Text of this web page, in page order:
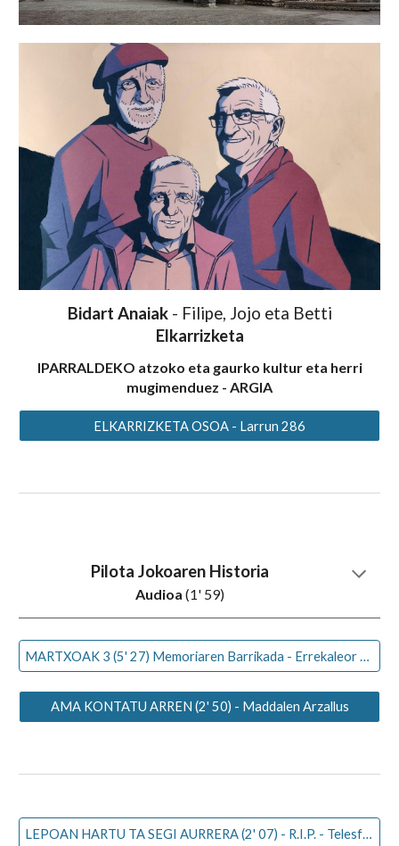
Bidart Anaiak - Filipe, Jojo eta Betti
Elkarrizketa
IPARRALDEKO atzoko eta gaurko kultur eta herri
mugimenduez - ARGIA
ELKARRIZKETA OSOA - Larrun 286
Pilota Jokoaren Historia
Audioa (1' 59)
MARTXOAK 3 (5' 27) Memoriaren Barrikada - Errekaleor Bizirik
AMA KONTATU ARREN (2' 50) - Maddalen Arzallus
LEPOAN HARTU TA SEGI AURRERA (2' 07) - R.I.P. - Telesforo Monzon